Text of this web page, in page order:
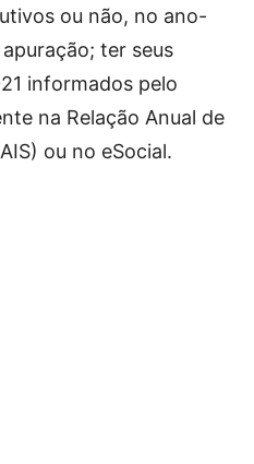
ou não, no ano-
ter seus
informados pelo
na Relação Anual de
ou no eSocial.